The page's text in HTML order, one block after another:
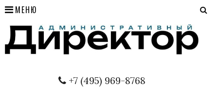
МЕНЮ
+7 (495) 969-8768